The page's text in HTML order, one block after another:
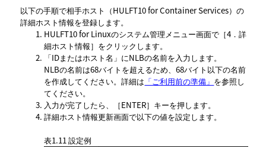
以下の手順で相手ホスト（HULFT10 for Container Services）の
詳細ホスト情報を登録します。
HULFT10 for Linuxのシステム管理メニュー画面で
4．詳
細ホスト情報
をクリックします。
IDまたはホスト名
にNLBの名前を入力します。
NLBの名前は68バイトを超えるため、68バイト以下の名前
を作成してください。詳細は 「ご利用前の準備」 を参照し
てください。
入力が完了したら、
ENTER
キーを押します。
詳細ホスト情報更新画面で以下の値を設定します。
表1.11設定例